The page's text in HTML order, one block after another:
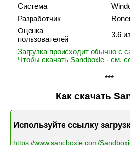
Система
Разработчик
Оценка
пользователей
3.6
Загрузка происходит обычно с
Чтобы скачать Sandboxie - см.
***
Как скачать
Используйте ссылку
https://www.sandboxie.com/